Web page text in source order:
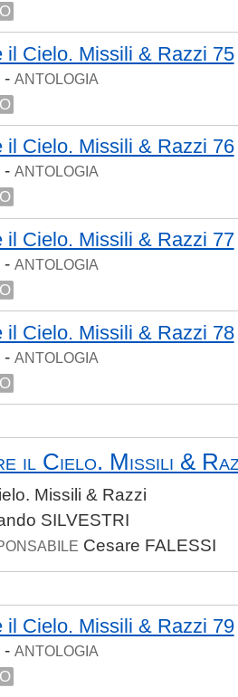
il Cielo. Missili & Razzi 75
- ANTOLOGIA
il Cielo. Missili & Razzi 76
- ANTOLOGIA
il Cielo. Missili & Razzi 77
- ANTOLOGIA
il Cielo. Missili & Razzi 78
- ANTOLOGIA
il Cielo. Missili &
Missili & Razzi
SILVESTRI
Cesare FALESSI
il Cielo. Missili & Razzi 79
- ANTOLOGIA